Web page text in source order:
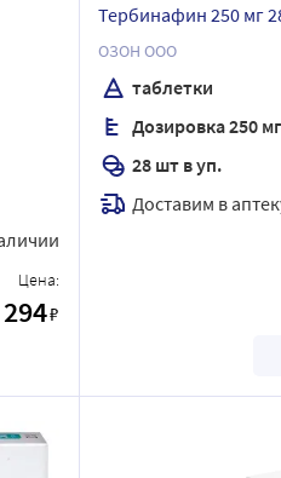
Цена:
294₽
Тербинафин 250 мг
ОЗОН ООО
таблетки
Дозировка 250 мг
28 шт в уп.
Доставим в